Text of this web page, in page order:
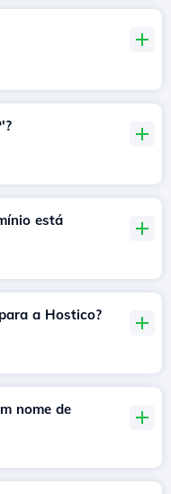
está
a Hostico?
nome de